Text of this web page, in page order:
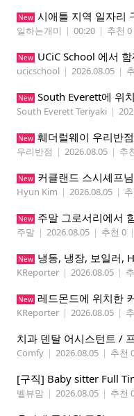
New 시애틀 지역 일자리
일하는개미 | 00:20 | 추천 0
New UCiC School 에서 함
ucicschool | 2026.08.05 |
New South Everett에 위치한 Teriyaki에서
South Everett Teriyaki |
New 훼더럴웨이 우리반
우리반점 | 2026.08.05 | 추
New 커클랜드 스시셰프
Hyun Kim | 2026.08.05 |
New 주말 그로서리에서
주말 | 2026.08.05 | 추천 0 |
New 냉동, 냉장, 보일러,
KReporter | 2026.08.05 |
New 레드몬드에 위치한 커머셜
KReporter | 2026.08.05 |
치과 덴탈 어시스턴트 /
Comfy | 2026.08.05 | 추천
[구직] Baby sitter Full
벨뷰맘 | 2026.08.05 | 추천